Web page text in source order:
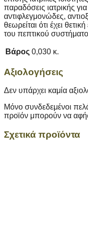
παραδόσεις ιατρικής για
αντιφλεγμονώδες,
θεωρείται ότι έχει
του πεπτικού
Βάρος 0,030 κ.
Αξιολογήσεις
Δεν υπάρχει καμία
Μόνο συνδεδεμένοι
προϊόν μπορούν να
Σχετικά προϊόντα